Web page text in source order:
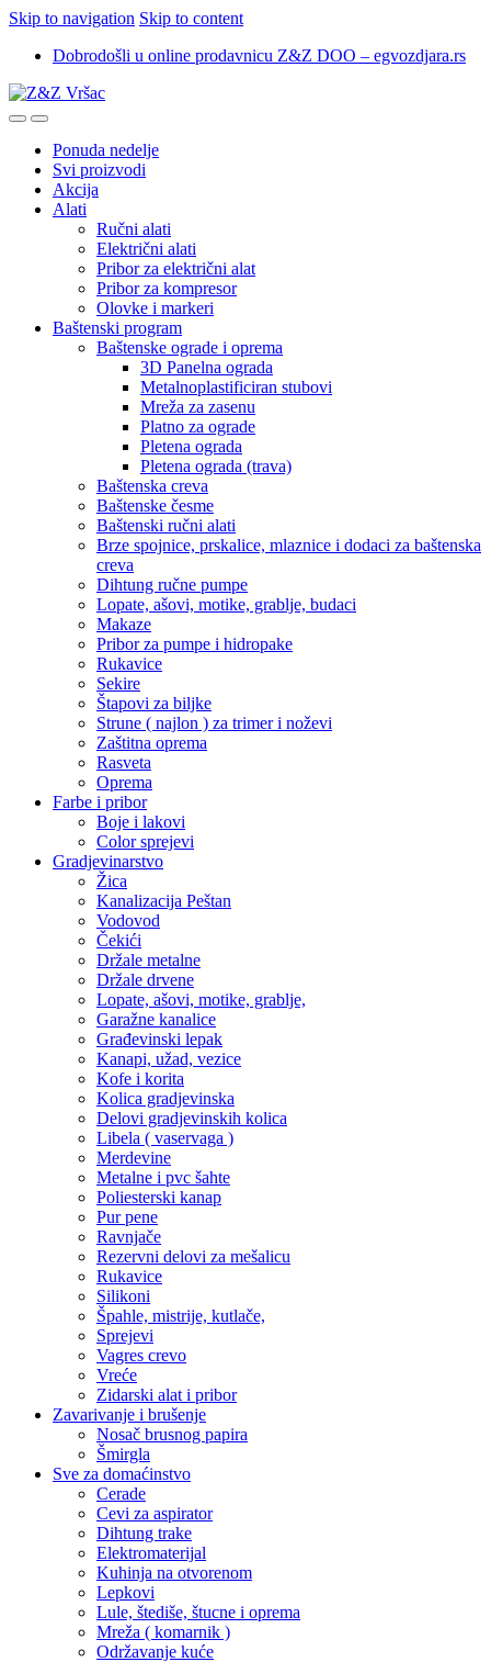
Skip to navigation Skip to content
Dobrodošli u online prodavnicu Z&Z DOO – egvozdjara.rs
Ponuda nedelje
Svi proizvodi
Akcija
Alati
Ručni alati
Električni alati
Pribor za električni alat
Pribor za kompresor
Olovke i markeri
Baštenski program
Baštenske ograde i oprema
3D Panelna ograda
Metalnoplastificiran stubovi
Mreža za zasenu
Platno za ograde
Pletena ograda
Pletena ograda (trava)
Baštenska creva
Baštenske česme
Baštenski ručni alati
Brze spojnice, prskalice, mlaznice i dodaci za baštenska
creva
Dihtung ručne pumpe
Lopate, ašovi, motike, grablje, budaci
Makaze
Pribor za pumpe i hidropake
Rukavice
Sekire
Štapovi za biljke
Strune ( najlon ) za trimer i noževi
Zaštitna oprema
Rasveta
Oprema
Farbe i pribor
Boje i lakovi
Color sprejevi
Gradjevinarstvo
Žica
Kanalizacija Peštan
Vodovod
Čekići
Držale metalne
Držale drvene
Lopate, ašovi, motike, grablje,
Garažne kanalice
Građevinski lepak
Kanapi, užad, vezice
Kofe i korita
Kolica gradjevinska
Delovi gradjevinskih kolica
Libela ( vaservaga )
Merdevine
Metalne i pvc šahte
Poliesterski kanap
Pur pene
Ravnjače
Rezervni delovi za mešalicu
Rukavice
Silikoni
Špahle, mistrije, kutlače,
Sprejevi
Vagres crevo
Vreće
Zidarski alat i pribor
Zavarivanje i brušenje
Nosač brusnog papira
Šmirgla
Sve za domaćinstvo
Cerade
Cevi za aspirator
Dihtung trake
Elektromaterijal
Kuhinja na otvorenom
Lepkovi
Lule, štediše, štucne i oprema
Mreža ( komarnik )
Održavanje kuće